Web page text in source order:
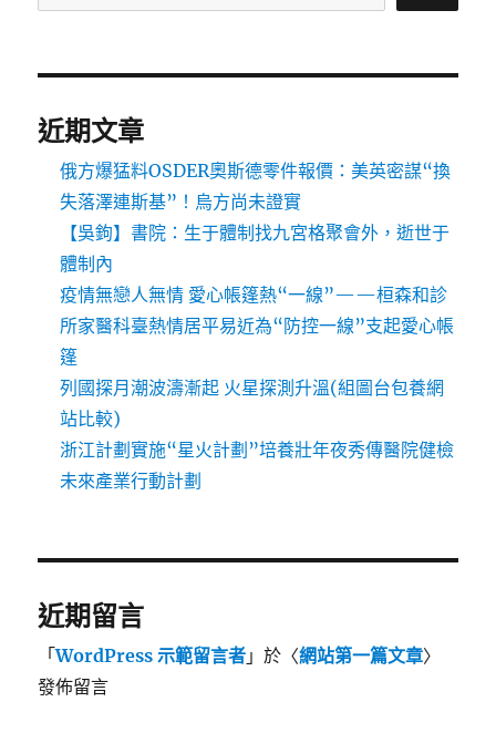
近期文章
俄方爆猛料OSDER奧斯德零件報價：美英密謀“換
失落澤連斯基”！烏方尚未證實
【吳鉤】書院：生于體制找九宮格聚會外，逝世于
體制內
疫情無戀人無情 愛心帳篷熱“一線”——桓森和診
所家醫科臺熱情居平易近為“防控一線”支起愛心帳
篷
列國探月潮波濤漸起 火星探測升溫(組圖台包養網
站比較)
浙江計劃實施“星火計劃”培養壯年夜秀傳醫院健檢
未來產業行動計劃
近期留言
「WordPress 示範留言者 」於〈網站第一篇文章〉
發佈留言